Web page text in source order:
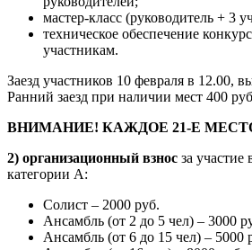
мастер-класс (руководитель + 3
техническое обеспечение
участникам.
Заезд участников 10 февраля в 12.00,
Ранний заезд при наличии мест 400
ВНИМАНИЕ! КАЖДОЕ 21-Е
2) организационный взнос за
категории А:
Солист – 2000 руб.
Ансамбль (от 2 до 5 чел) – 3000
Ансамбль (от 6 до 15 чел) – 5000